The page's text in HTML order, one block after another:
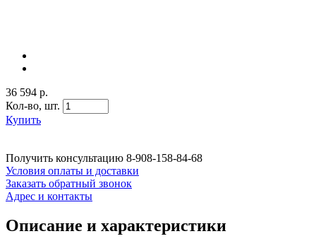
36 594 р.
Кол-во, шт.
Купить
Получить консультацию 8-908-158-84-68
Условия оплаты и доставки
Заказать обратный звонок
Адрес и контакты
Описание и характеристики